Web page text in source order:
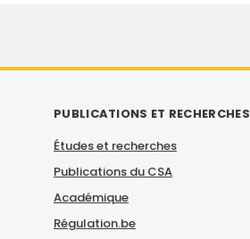
PUBLICATIONS ET RECHERCHES
Études et recherches
Publications du CSA
Académique
Régulation.be